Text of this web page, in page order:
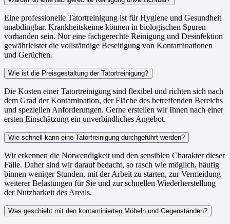
Eine professionelle Tatortreinigung ist für Hygiene und Gesundheit
unabdingbar. Krankheitskeime können in biologischen Spuren
vorhanden sein. Nur eine fachgerechte Reinigung und Desinfektion
gewährleistet die vollständige Beseitigung von Kontaminationen
und Gerüchen.
Wie ist die Preisgestaltung der Tatortreinigung?
Die Kosten einer Tatortreinigung sind flexibel und richten sich nach
dem Grad der Kontamination, der Fläche des betreffenden Bereichs
und speziellen Anforderungen. Gerne erstellen wir Ihnen nach einer
ersten Einschätzung ein unverbindliches Angebot.
Wie schnell kann eine Tatortreinigung durchgeführt werden?
Wir erkennen die Notwendigkeit und den sensiblen Charakter dieser
Fälle. Daher sind wir darauf bedacht, so rasch wie möglich, häufig
binnen weniger Stunden, mit der Arbeit zu starten, zur Vermeidung
weiterer Belastungen für Sie und zur schnellen Wiederherstellung
der Nutzbarkeit des Areals.
Was geschieht mit den kontaminierten Möbeln und Gegenständen?